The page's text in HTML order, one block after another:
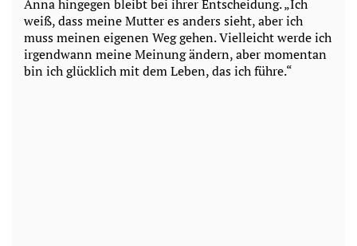
Anna hingegen bleibt bei ihrer Entscheidung. „Ich
weiß, dass meine Mutter es anders sieht, aber ich
muss meinen eigenen Weg gehen. Vielleicht werde ich
irgendwann meine Meinung ändern, aber momentan
bin ich glücklich mit dem Leben, das ich führe.“